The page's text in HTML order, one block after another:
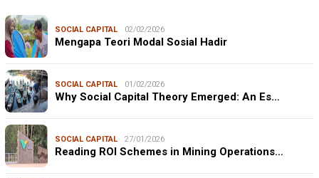
SOCIAL CAPITAL 02/02/2026
Mengapa Teori Modal Sosial Hadir
SOCIAL CAPITAL 01/02/2026
Why Social Capital Theory Emerged: An Es…
SOCIAL CAPITAL 27/01/2026
Reading ROI Schemes in Mining Operations…